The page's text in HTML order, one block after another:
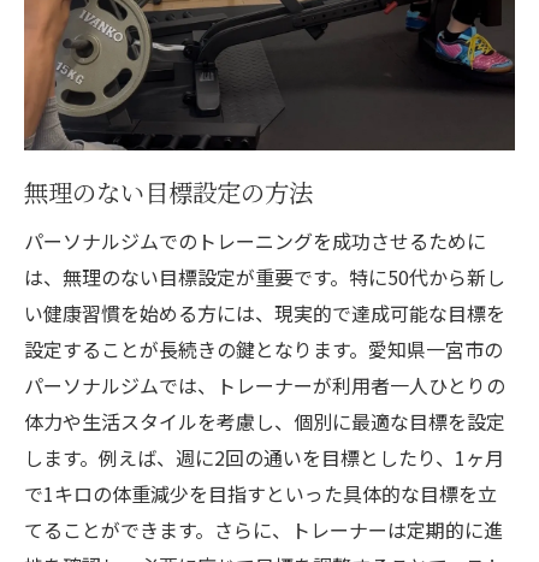
無理のない目標設定の方法
パーソナルジムでのトレーニングを成功させるために
は、無理のない目標設定が重要です。特に50代から新し
い健康習慣を始める方には、現実的で達成可能な目標を
設定することが長続きの鍵となります。愛知県一宮市の
パーソナルジムでは、トレーナーが利用者一人ひとりの
体力や生活スタイルを考慮し、個別に最適な目標を設定
します。例えば、週に2回の通いを目標としたり、1ヶ月
で1キロの体重減少を目指すといった具体的な目標を立
てることができます。さらに、トレーナーは定期的に進